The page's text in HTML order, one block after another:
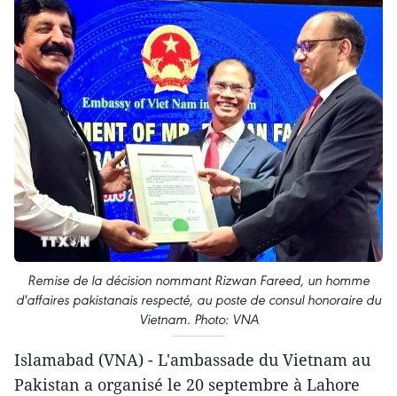
Remise de la décision nommant Rizwan Fareed, un homme
d'affaires pakistanais respecté, au poste de consul honoraire du
Vietnam. Photo: VNA
Islamabad (VNA) - L'ambassade du Vietnam au
Pakistan a organisé le 20 septembre à Lahore